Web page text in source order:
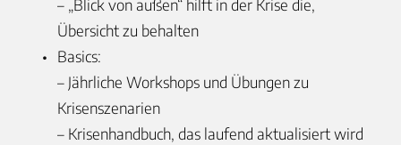
– „Blick von außen“ hilft in der Krise die,
Übersicht zu behalten
Basics:
– Jährliche Workshops und Übungen zu
Krisenszenarien
– Krisenhandbuch, das laufend aktualisiert wird